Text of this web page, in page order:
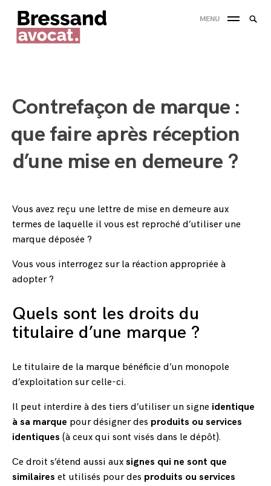
Skip
to
content
MENU
Contrefaçon de marque :
que faire après réception
d’une mise en demeure ?
Vous avez reçu une lettre de mise en demeure aux
termes de laquelle il vous est reproché d’utiliser une
marque déposée ?
Vous vous interrogez sur la réaction appropriée à
adopter ?
Quels sont les droits du
titulaire d’une marque ?
Le titulaire de la marque bénéficie d’un monopole
d’exploitation sur celle-ci.
Il peut interdire à des tiers d’utiliser un signe identique
à sa marque pour désigner des produits ou services
identiques (à ceux qui sont visés dans le dépôt).
Ce droit s’étend aussi aux signes qui ne sont que
similaires et utilisés pour des produits ou services